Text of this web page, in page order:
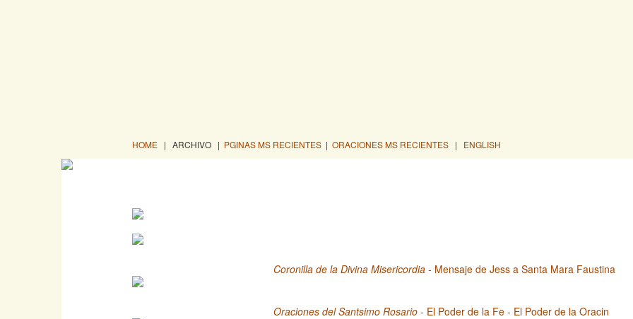
HOME | ARCHIVO | PGINAS MS RECIENTES | ORACIONES MS RECIENTES | ENGLISH
Coronilla de la Divina Misericordia - Mensaje de Jess a Santa Mara Faustina
Oraciones del Santsimo Rosario - El Poder de la Fe - El Poder de la Oracin